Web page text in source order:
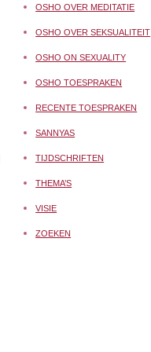
OSHO OVER MEDITATIE
OSHO OVER SEKSUALITEIT
OSHO ON SEXUALITY
OSHO TOESPRAKEN
RECENTE TOESPRAKEN
SANNYAS
TIJDSCHRIFTEN
THEMA’S
VISIE
ZOEKEN